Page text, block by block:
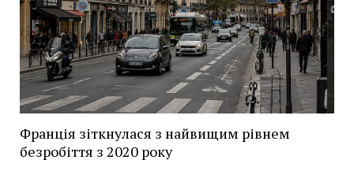
Франція зіткнулася з найвищим рівнем
безробіття з 2020 року